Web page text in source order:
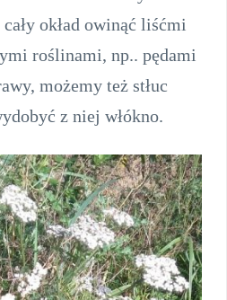
okład owinąć liśćmi
roślinami, np.. pędami
możemy też stłuc
z niej włókno.